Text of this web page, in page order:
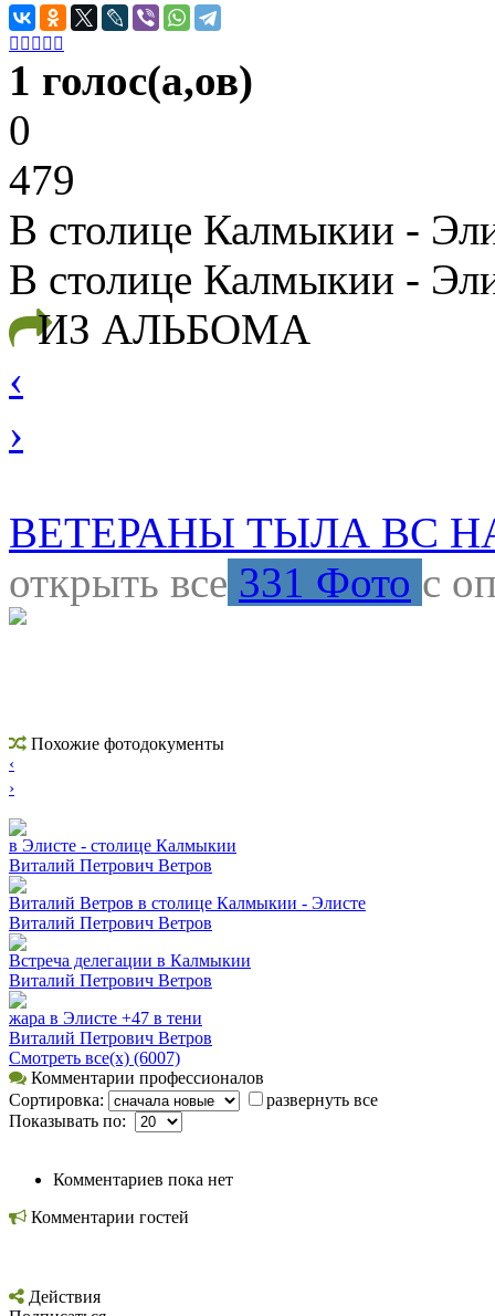
    
1 голос(а,ов)
0
479
В столице Калмыкии -
В столице Калмыкии -
ИЗ АЛЬБОМА
‹
›
ВЕТЕРАНЫ ТЫЛА ВС
открыть все 331 Фото с
Похожие фотодокументы
‹
›
в Элисте - столице Калмыкии
Виталий Петрович Ветров
Виталий Ветров в столице Калмыкии - Элисте
Виталий Петрович Ветров
Встреча делегации в Калмыкии
Виталий Петрович Ветров
жара в Элисте +47 в тени
Виталий Петрович Ветров
Смотреть все(х) (6007)
Комментарии профессионалов
Сортировка:
развернуть все
Показывать по:
Комментариев пока нет
Комментарии гостей
Действия